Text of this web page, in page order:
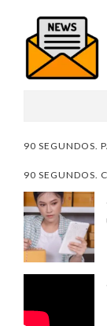
90 SEGUNDOS.
90 SEGUNDOS.